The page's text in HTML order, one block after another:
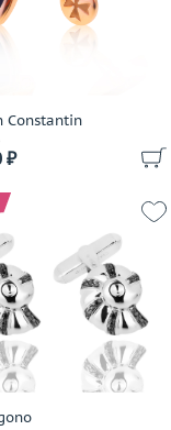
Constantin
₽